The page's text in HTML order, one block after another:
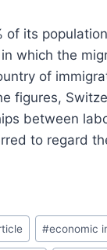
of its
which the
of
figures,
between
to regard
#economic